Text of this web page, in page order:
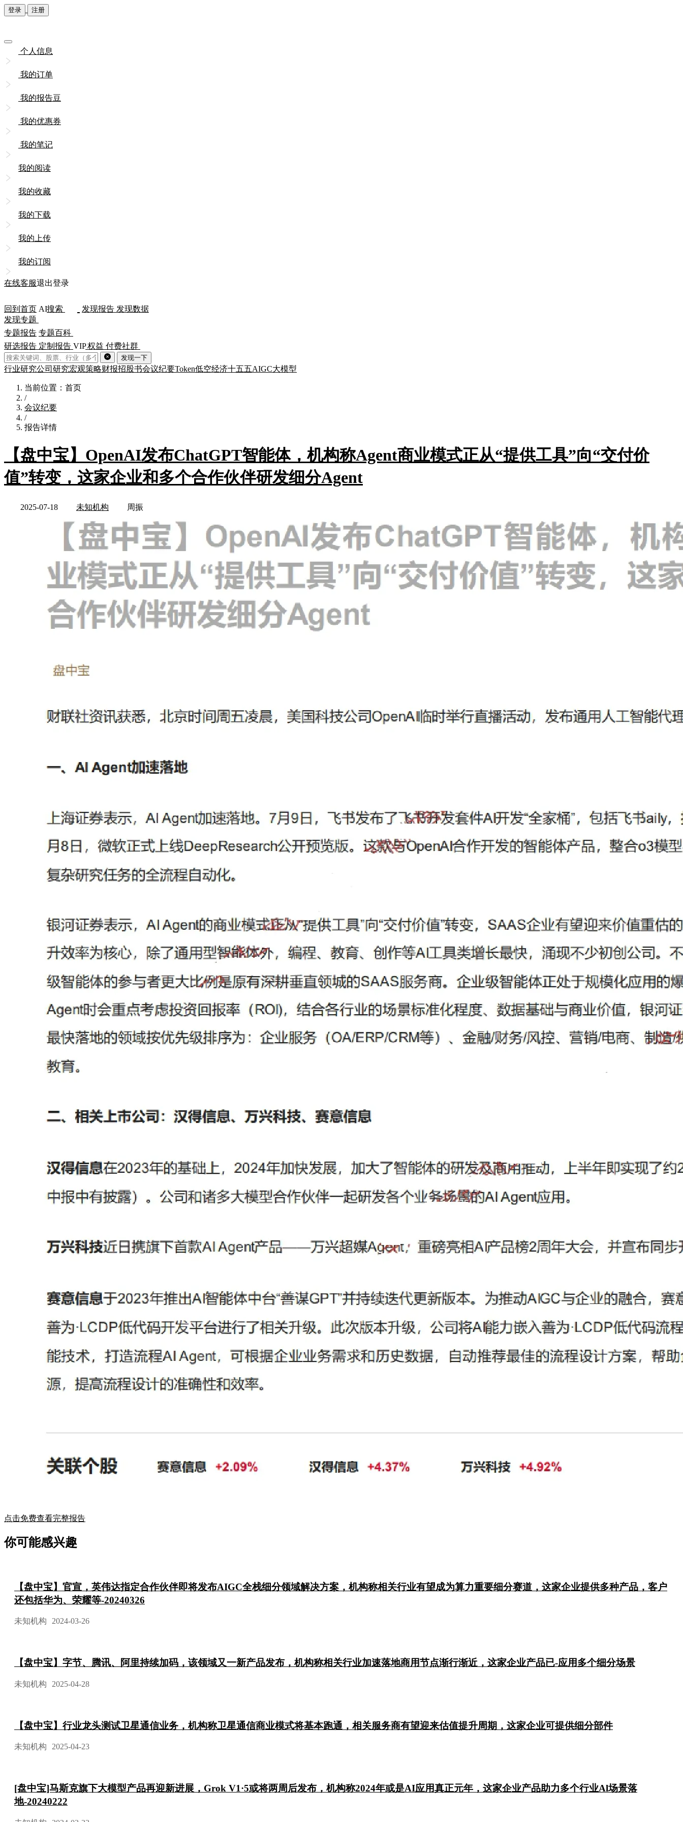
登录 注册
个人信息
我的订单
我的报告豆
我的优惠券
我的笔记
我的阅读
我的收藏
我的下载
我的上传
我的订阅
在线客服退出登录
回到首页 AI搜索 发现报告 发现数据
发现专题
专题报告 专题百科
研选报告 定制报告 VIP权益 付费社群
发现一下
行业研究公司研究宏观策略财报招股书会议纪要Token低空经济十五五AIGC大模型
当前位置：首页
/
会议纪要
/
报告详情
【盘中宝】OpenAI发布ChatGPT智能体，机构称Agent商业模式正从“提供工具”向“交付价
值”转变，这家企业和多个合作伙伴研发细分Agent
2025-07-18 未知机构 周振
点击免费查看完整报告
你可能感兴趣
【盘中宝】官宣，英伟达指定合作伙伴即将发布AIGC全栈细分领域解决方案，机构称相关行业有望成为算力重要细分赛道，这家企业提供多种产品，客户
还包括华为、荣耀等-20240326
未知机构 2024-03-26
【盘中宝】字节、腾讯、阿里持续加码，该领域又一新产品发布，机构称相关行业加速落地商用节点渐行渐近，这家企业产品已-应用多个细分场景
未知机构 2025-04-28
【盘中宝】行业龙头测试卫星通信业务，机构称卫星通信商业模式将基本跑通，相关服务商有望迎来估值提升周期，这家企业可提供细分部件
未知机构 2025-04-23
[盘中宝]马斯克旗下大模型产品再迎新进展，Grok V1·5或将两周后发布，机构称2024年或是AI应用真正元年，这家企业产品助力多个行业Al场景落
地-20240222